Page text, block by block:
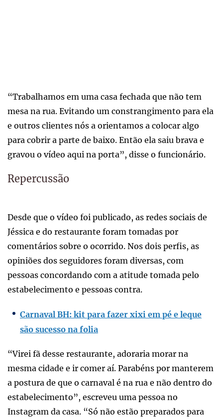
“Trabalhamos em uma casa fechada que não tem
mesa na rua. Evitando um constrangimento para ela
e outros clientes nós a orientamos a colocar algo
para cobrir a parte de baixo. Então ela saiu brava e
gravou o vídeo aqui na porta”, disse o funcionário.
Repercussão
Desde que o vídeo foi publicado, as redes sociais de
Jéssica e do restaurante foram tomadas por
comentários sobre o ocorrido. Nos dois perfis, as
opiniões dos seguidores foram diversas, com
pessoas concordando com a atitude tomada pelo
estabelecimento e pessoas contra.
Carnaval BH: kit para fazer xixi em pé e leque
são sucesso na folia
“Virei fã desse restaurante, adoraria morar na
mesma cidade e ir comer aí. Parabéns por manterem
a postura de que o carnaval é na rua e não dentro do
estabelecimento”, escreveu uma pessoa no
Instagram da casa. “Só não estão preparados para